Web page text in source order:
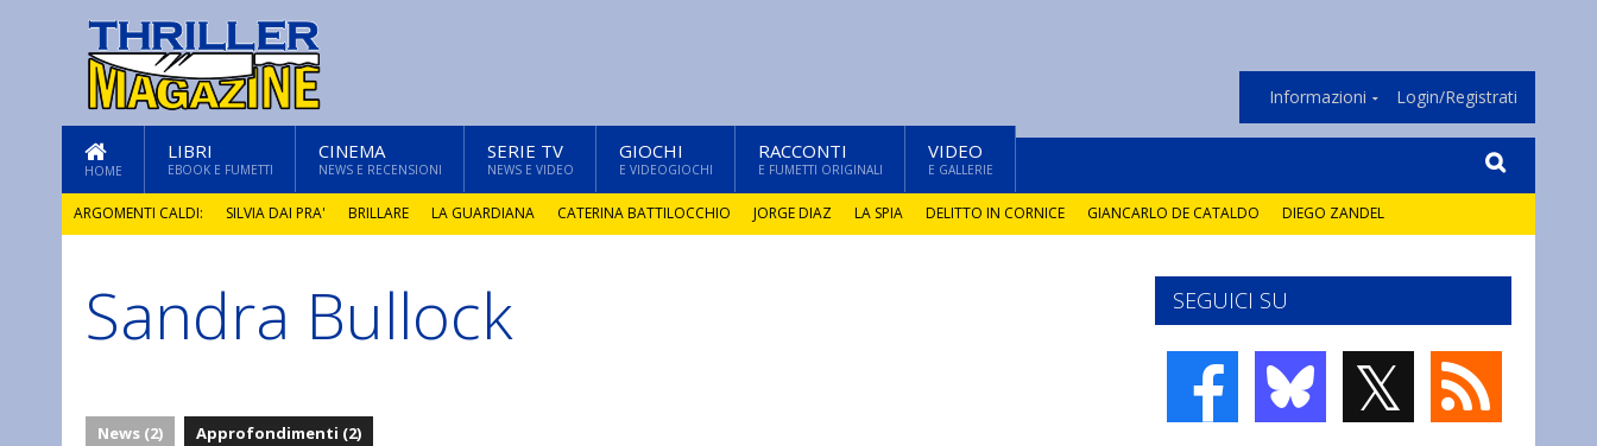
Informazioni Login/Registrati
HOME
LIBRI
EBOOK E FUMETTI
CINEMA
NEWS E RECENSIONI
SERIE TV
NEWS E VIDEO
GIOCHI
E VIDEOGIOCHI
RACCONTI
E FUMETTI ORIGINALI
VIDEO
E GALLERIE
ARGOMENTI CALDI: SILVIA DAI PRA' BRILLARE LA GUARDIANA CATERINA BATTILOCCHIO JORGE DIAZ LA SPIA DELITTO IN CORNICE GIANCARLO DE CATALDO DIEGO ZANDEL
GLI ANNI DI PIETRA
Sandra Bullock
News (2) Approfondimenti (2)
SEGUICI SU
𝕏